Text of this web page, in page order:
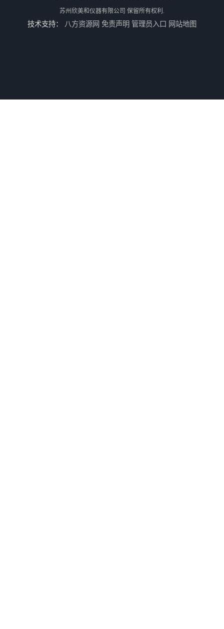
苏州欣美和仪器有限公司 保留所有权利.
技术支持： 八方资源网 免责声明 管理员入口 网站地图